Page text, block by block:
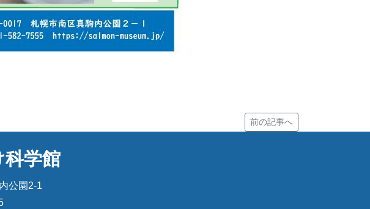
前の記事へ
科学館
公園2-1